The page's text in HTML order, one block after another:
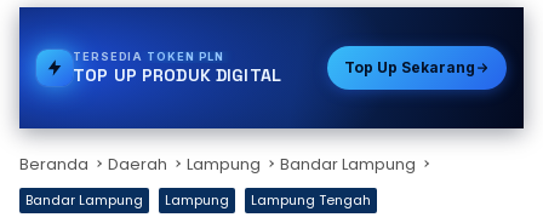
TERSEDIA PULSA
TOP UP PRODUK DIGITAL Top Up Sekarang
Beranda Daerah Lampung Bandar Lampung
Bandar Lampung Lampung Lampung Tengah